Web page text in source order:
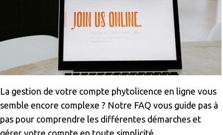
La gestion de votre compte phytolicence en ligne vous
semble encore complexe ? Notre FAQ vous guide pas à
pas pour comprendre les différentes démarches et
gérer votre compte en toute simplicité.